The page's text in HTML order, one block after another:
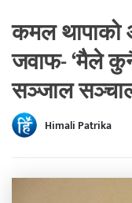
कमल थापाको
जवाफ- ‘मैले
सञ्जाल
Himali Patrika